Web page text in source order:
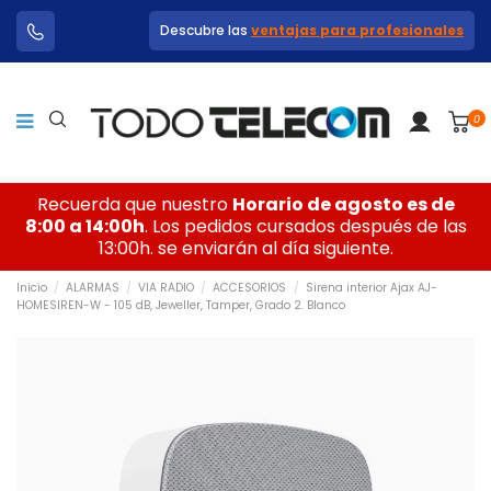
Descubre las ventajas para profesionales
0
Recuerda que nuestro Horario de agosto es de
8:00 a 14:00h. Los pedidos cursados después de las
13:00h. se enviarán al día siguiente.
Inicio ALARMAS VIA RADIO ACCESORIOS
Sirena interior Ajax AJ-
HOMESIREN-W - 105 dB, Jeweller, Tamper, Grado 2. Blanco